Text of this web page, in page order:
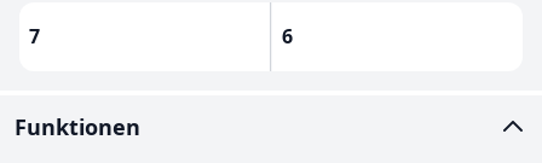
7 6
Funktionen